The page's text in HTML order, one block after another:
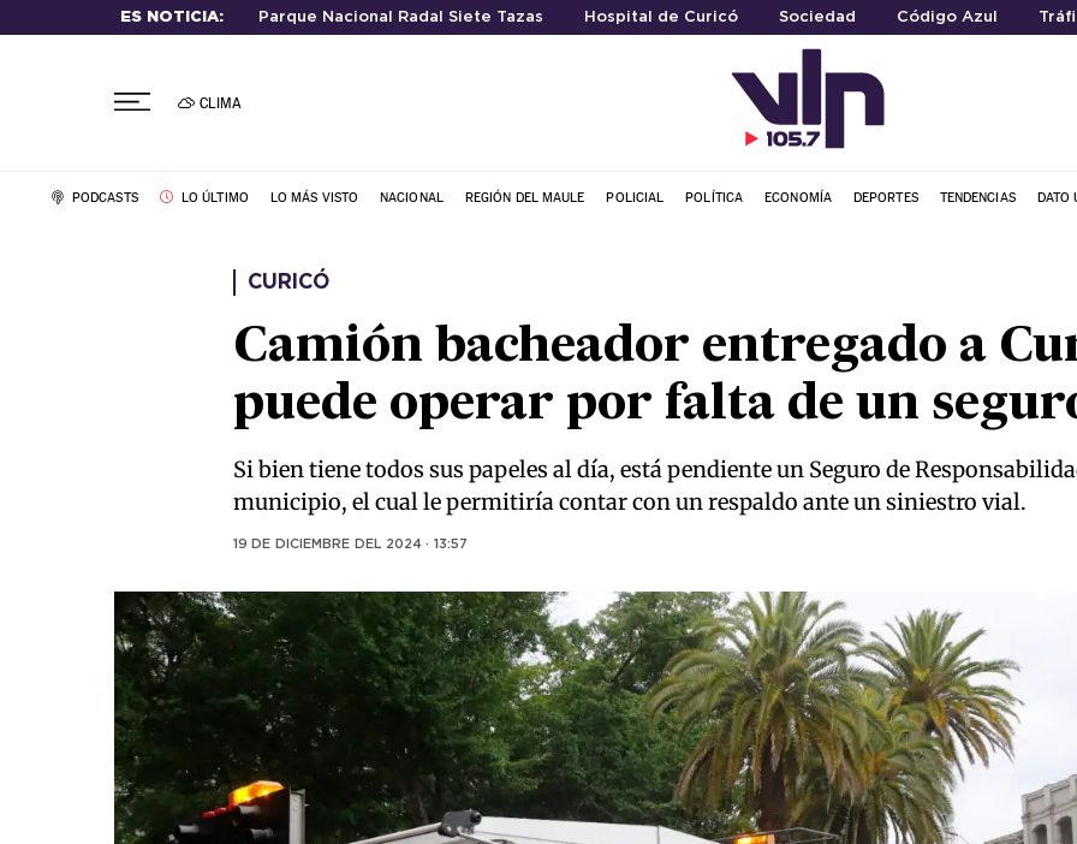
ES NOTICIA: Parque Nacional Radal Siete Tazas Hospital de Curicó Sociedad Código Azul
CLIMA
PODCASTS LO ÚLTIMO LO MÁS VISTO NACIONAL REGIÓN DEL MAULE POLICIAL POLÍTICA ECONOMÍA DEPORTES TENDENCIAS DATO
CURICÓ
Camión bacheador entregado a
puede operar por falta de un
Si bien tiene todos sus papeles al día, está pendiente un Seguro de
municipio, el cual le permitiría contar con un respaldo ante un siniestro vial.
19 DE DICIEMBRE DEL 2024 · 13:57